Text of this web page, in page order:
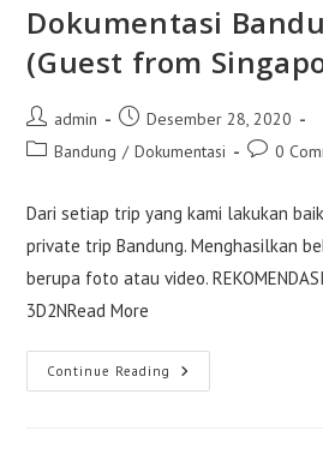
Dokumentasi
(Guest from
Post
author:
admin
Post
published:
Desember 28, 2020
PostBandung / Dokumentasi
Post0
Dari setiap trip yang kami lakukan
private trip Bandung. Menghasilkan
berupa foto atau video.
3D2NRead More
Continue Reading Dokumentasi
Bandung